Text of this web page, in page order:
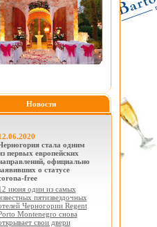
Новости
стала одним
первых европейских
официально
о статусе
free
июня один из самых
пятизвездочных
Черногории Regent
Montenegro снова
свои двери